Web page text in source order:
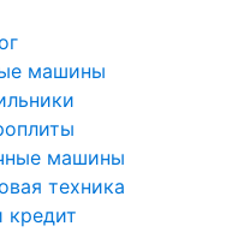
машины
машины
техника
кредит